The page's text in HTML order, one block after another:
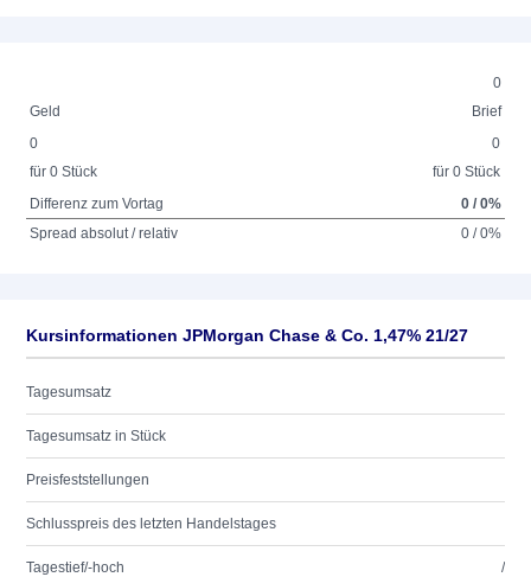
0
Geld
Brief
0
für 0 Stück
0
für 0 Stück
Differenz zum Vortag
0 / 0%
Spread absolut / relativ
0 / 0%
Kursinformationen JPMorgan Chase & Co. 1,47% 21/27
Tagesumsatz
Tagesumsatz in Stück
Preisfeststellungen
Schlusspreis des letzten Handelstages
Tagestief/-hoch /